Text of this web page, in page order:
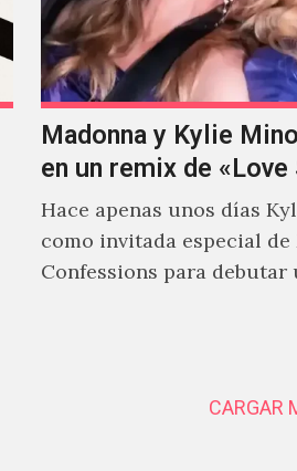
Madonna y Kylie
en un remix de
Hace apenas unos días
como invitada especial
Confessions para debutar
CARGAR